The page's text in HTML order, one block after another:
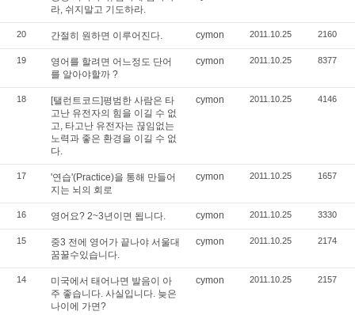
라, 쉬지말고 기도하라.
20 간절히 원하면 이루어진다. cymon 2011.10.25 2160
19
영어를 할려면 어느정도 단어
를 알아야할까 ?
cymon 2011.10.25 8377
18
[탤런트코드]평범한 사람은 타
고난 유전자의 힘을 이길 수 없
고, 타고난 유전자는 끊임없는
노력과 좋은 환경을 이길 수 없
다.
cymon 2011.10.25 4146
17
'연습'(Practice)을 통해 만들어
지는 뇌의 회로
cymon 2011.10.25 1657
16 영어요? 2~3년이면 됩니다. cymon 2011.10.25 3330
15
중3 전에 영어가 끝나야 서울대
꿈꿀수있습니다.
cymon 2011.10.25 2174
14
미국에서 태어나면 발음이 아
주 좋습니다. 사실입니다. 늦은
나이에 가면?
cymon 2011.10.25 2157